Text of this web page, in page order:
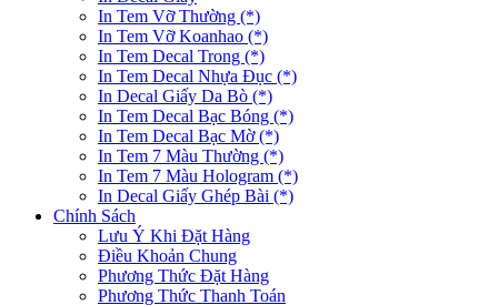
In Tem Vỡ Thường (*)
In Tem Vỡ Koanhao (*)
In Tem Decal Trong (*)
In Tem Decal Nhựa Đục (*)
In Decal Giấy Da Bò (*)
In Tem Decal Bạc Bóng (*)
In Tem Decal Bạc Mờ (*)
In Tem 7 Màu Thường (*)
In Tem 7 Màu Hologram (*)
In Decal Giấy Ghép Bài (*)
Chính Sách
Lưu Ý Khi Đặt Hàng
Điều Khoản Chung
Phương Thức Đặt Hàng
Phương Thức Thanh Toán